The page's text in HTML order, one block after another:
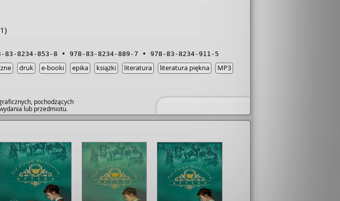
83-8234-853-8 978-83-8234-889-7 978-83-8234-911-5
druk e-booki epika książki literatura literatura piękna
MP3
pochodzących
lub przedmiotu.